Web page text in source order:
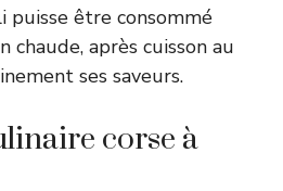
être consommé
chaude, après cuisson au
ses saveurs.
corse à